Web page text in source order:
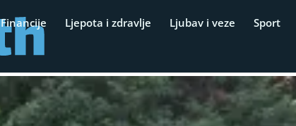
Financije Ljepota i zdravlje Ljubav i veze Sport